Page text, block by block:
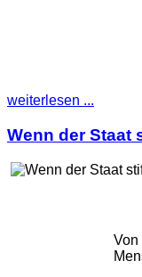
weiterlesen ...
Wenn der Staat
Von